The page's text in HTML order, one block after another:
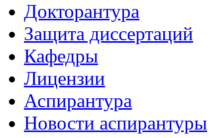
Докторантура
Защита диссертаций
Кафедры
Лицензии
Аспирантура
Новости аспирантуры